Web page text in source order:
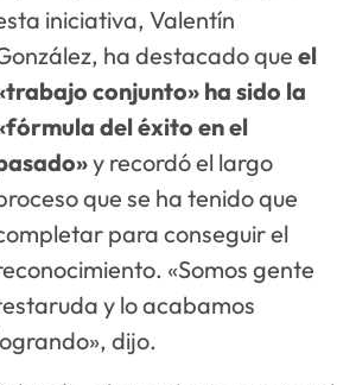
iniciativa, Valentín
ha destacado que el
conjunto» ha sido la
del éxito en el
y recordó el largo
que se ha tenido que
para conseguir el
«Somos gente
y lo acabamos
dijo.